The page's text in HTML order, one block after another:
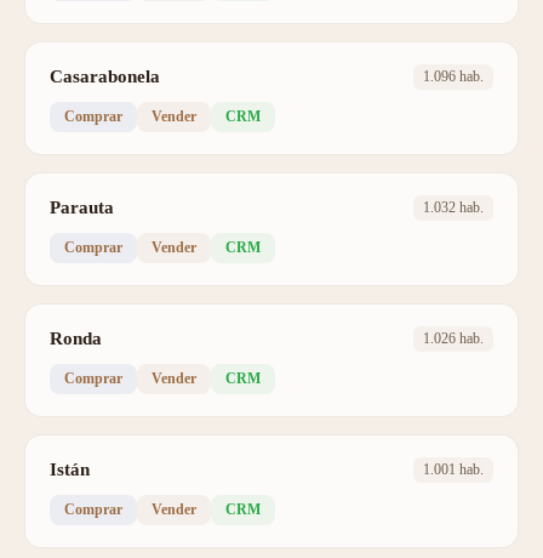
Casarabonela 1.096 hab.
Comprar Vender CRM
Parauta 1.032 hab.
Comprar Vender CRM
Ronda 1.026 hab.
Comprar Vender CRM
Istán 1.001 hab.
Comprar Vender CRM